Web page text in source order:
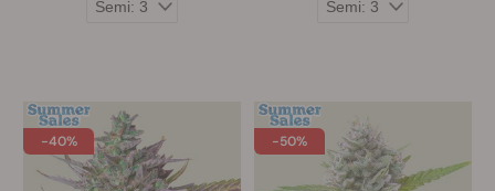
-40% -50%